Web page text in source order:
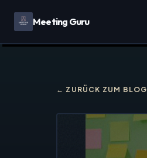
Meeting Guru
← ZURÜCK ZUM BLOG